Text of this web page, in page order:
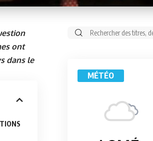
ont
dans le
Rechercher:
MÉTÉO